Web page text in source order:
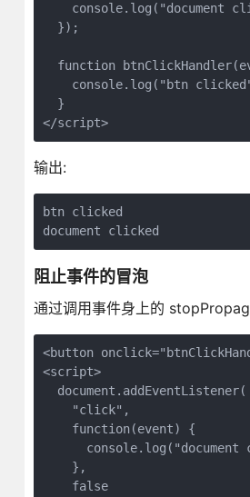
console.log("document
  });
function
console.log("btn
  }
</script>
输出:
btn clicked
阻止事件的冒泡
通过调用事件身上的
<button
<script>
  document.addEventListener(
    "click",
    function(event) {
console.log("document
    },
    false